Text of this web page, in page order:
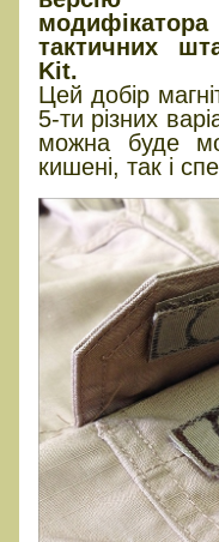
тактичних
Kit.
Цей добір
5-ти різних
можна буде
кишені, так і